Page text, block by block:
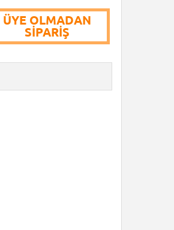
ÜYE OLMADAN
SIPARIŞ